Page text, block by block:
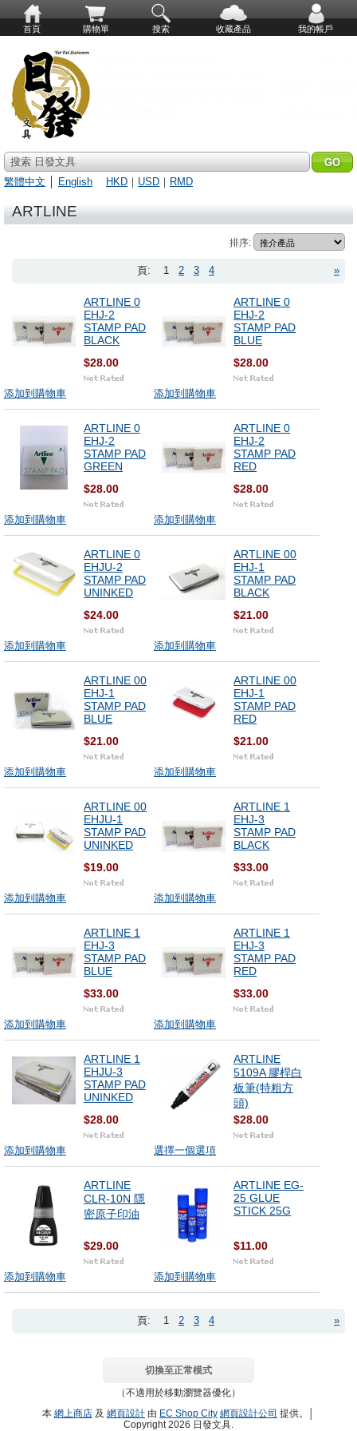
首頁 購物單 搜索 收藏產品 我的帳戶
搜索 日發文具
繁體中文
English HKD ｜ USD ｜ RMD
ARTLINE
排序:
»
頁: 1 2 3 4
ARTLINE 0
EHJ-2
STAMP PAD
BLACK
$28.00
添加到購物車
ARTLINE 0
EHJ-2
STAMP PAD
BLUE
$28.00
添加到購物車
ARTLINE 0
EHJ-2
STAMP PAD
GREEN
$28.00
添加到購物車
ARTLINE 0
EHJ-2
STAMP PAD
RED
$28.00
添加到購物車
ARTLINE 0
EHJU-2
STAMP PAD
UNINKED
$24.00
添加到購物車
ARTLINE 00
EHJ-1
STAMP PAD
BLACK
$21.00
添加到購物車
ARTLINE 00
EHJ-1
STAMP PAD
BLUE
$21.00
添加到購物車
ARTLINE 00
EHJ-1
STAMP PAD
RED
$21.00
添加到購物車
ARTLINE 00
EHJU-1
STAMP PAD
UNINKED
$19.00
添加到購物車
ARTLINE 1
EHJ-3
STAMP PAD
BLACK
$33.00
添加到購物車
ARTLINE 1
EHJ-3
STAMP PAD
BLUE
$33.00
添加到購物車
ARTLINE 1
EHJ-3
STAMP PAD
RED
$33.00
添加到購物車
ARTLINE 1
EHJU-3
STAMP PAD
UNINKED
$28.00
添加到購物車
ARTLINE
5109A 膠桿白
板筆(特粗方
頭)
$28.00
選擇一個選項
ARTLINE
CLR-10N 隱
密原子印油
$29.00
添加到購物車
ARTLINE EG-
25 GLUE
STICK 25G
$11.00
添加到購物車
»
頁: 1 2 3 4
切換至正常模式
（不適用於移動瀏覽器優化）
本 網上商店 及 網頁設計 由 EC Shop City 網頁設計公司 提供。│
Copyright 2026 日發文具.